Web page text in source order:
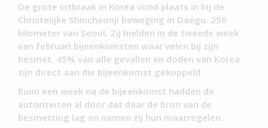
De grote uitbraak in Korea vond plaats in bij de
Christelijke Shincheonji beweging in Daegu. 250
kilometer van Seoul. Zij hielden in de tweede week
van februari bijeenkomsten waar velen bij zijn
besmet. 45% van alle gevallen en doden van Korea
zijn direct aan die bijeenkomst gekoppeld.
Ruim een week na de bijeenkomst hadden de
autoriteiten al door dat daar de bron van de
besmetting lag en namen zij hun maatregelen.